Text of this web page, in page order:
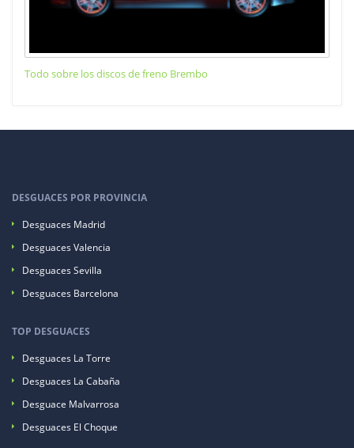
Todo sobre los discos de freno Brembo
DESGUACES POR PROVINCIA
Desguaces Madrid
Desguaces Valencia
Desguaces Sevilla
Desguaces Barcelona
TOP DESGUACES
Desguaces La Torre
Desguaces La Cabaña
Desguace Malvarrosa
Desguaces El Choque